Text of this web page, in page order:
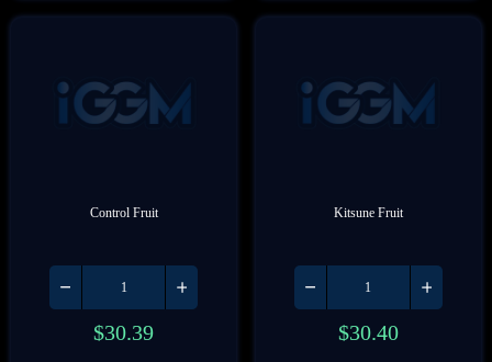
Control Fruit
$30.39
Kitsune Fruit
$30.40